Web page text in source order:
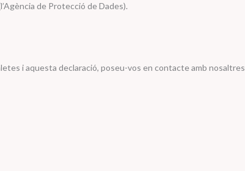
de Protecció de Dades).
i aquesta declaració, poseu-vos en contacte amb nosaltres